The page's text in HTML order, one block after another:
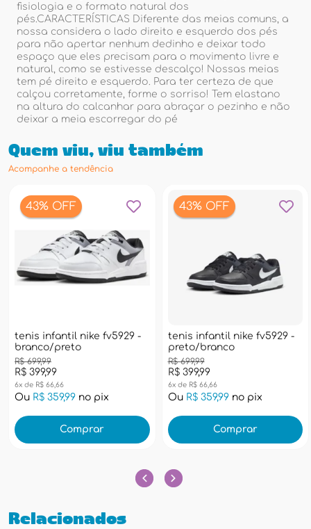
fisiologia e o formato natural dos
pés.CARACTERÍSTICAS Diferente das meias comuns, a
nossa considera o lado direito e esquerdo dos pés
para não apertar nenhum dedinho e deixar todo
espaço que eles precisam para o movimento livre e
natural, como se estivesse descalço! Nossas meias
tem pé direito e esquerdo. Para ter certeza de que
calçou corretamente, forme o sorriso! Tem elastano
na altura do calcanhar para abraçar o pezinho e não
deixar a meia escorregar do pé
Quem viu, viu também
Acompanhe a tendência
43% OFF
tenis infantil nike fv5929 -
branco/preto
R$ 399,99
R$ 699,99
6x de R$ 66,66
Ou R$ 359,99 no pix
Comprar
43% OFF
tenis infantil nike fv5929 -
preto/branco
R$ 399,99
R$ 699,99
6x de R$ 66,66
Ou R$ 359,99no pix
Comprar
Relacionados